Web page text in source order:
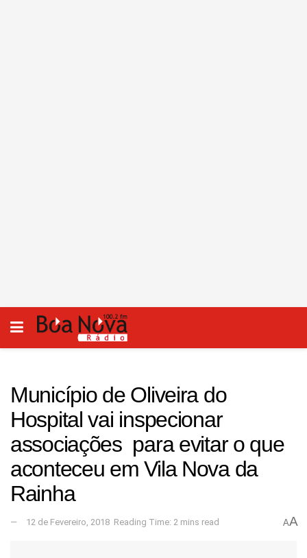
Município de Oliveira do
Hospital vai inspecionar
associações para evitar o que
aconteceu em Vila Nova da
Rainha
12 de Fevereiro, 2018 Reading Time: 2 mins read AA